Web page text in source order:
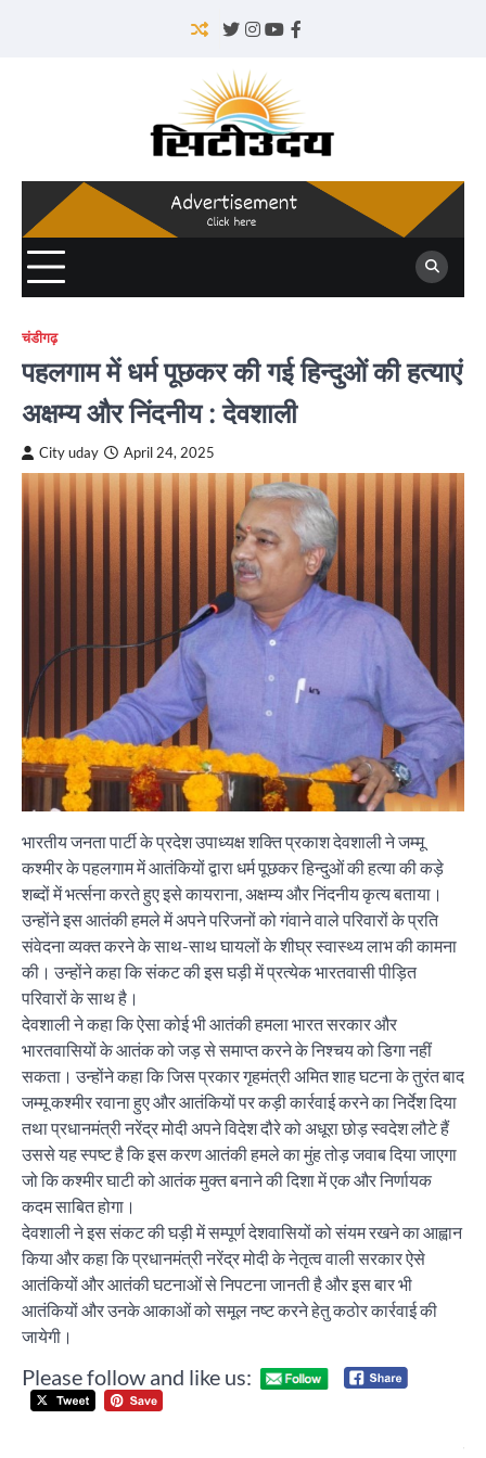
Twitter
Instagram
YouTube
Facebook
चंडीगढ़
पहलगाम में धर्म पूछकर की गई हिन्दुओं की हत्याएं
अक्षम्य और निंदनीय : देवशाली
City uday April 24, 2025
भारतीय जनता पार्टी के प्रदेश उपाध्यक्ष शक्ति प्रकाश देवशाली ने जम्मू
कश्मीर के पहलगाम में आतंकियों द्वारा धर्म पूछकर हिन्दुओं की हत्या की कड़े
शब्दों में भर्त्सना करते हुए इसे कायराना, अक्षम्य और निंदनीय कृत्य बताया।
उन्होंने इस आतंकी हमले में अपने परिजनों को गंवाने वाले परिवारों के प्रति
संवेदना व्यक्त करने के साथ-साथ घायलों के शीघ्र स्वास्थ्य लाभ की कामना
की। उन्होंने कहा कि संकट की इस घड़ी में प्रत्येक भारतवासी पीड़ित
परिवारों के साथ है।
देवशाली ने कहा कि ऐसा कोई भी आतंकी हमला भारत सरकार और
भारतवासियों के आतंक को जड़ से समाप्त करने के निश्चय को डिगा नहीं
सकता। उन्होंने कहा कि जिस प्रकार गृहमंत्री अमित शाह घटना के तुरंत बाद
जम्मू कश्मीर रवाना हुए और आतंकियों पर कड़ी कार्रवाई करने का निर्देश दिया
तथा प्रधानमंत्री नरेंद्र मोदी अपने विदेश दौरे को अधूरा छोड़ स्वदेश लौटे हैं
उससे यह स्पष्ट है कि इस करण आतंकी हमले का मुंह तोड़ जवाब दिया जाएगा
जो कि कश्मीर घाटी को आतंक मुक्त बनाने की दिशा में एक और निर्णायक
कदम साबित होगा।
देवशाली ने इस संकट की घड़ी में सम्पूर्ण देशवासियों को संयम रखने का आह्वान
किया और कहा कि प्रधानमंत्री नरेंद्र मोदी के नेतृत्व वाली सरकार ऐसे
आतंकियों और आतंकी घटनाओं से निपटना जानती है और इस बार भी
आतंकियों और उनके आकाओं को समूल नष्ट करने हेतु कठोर कार्रवाई की
जायेगी।
Please follow and like us:
Post